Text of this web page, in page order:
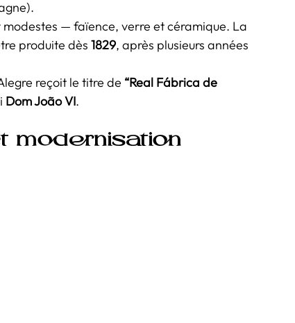
modestes — faïence, verre et céramique. La
produite dès 1829, après plusieurs années
reçoit le titre de “Real Fábrica de
Dom João VI.
modernisation